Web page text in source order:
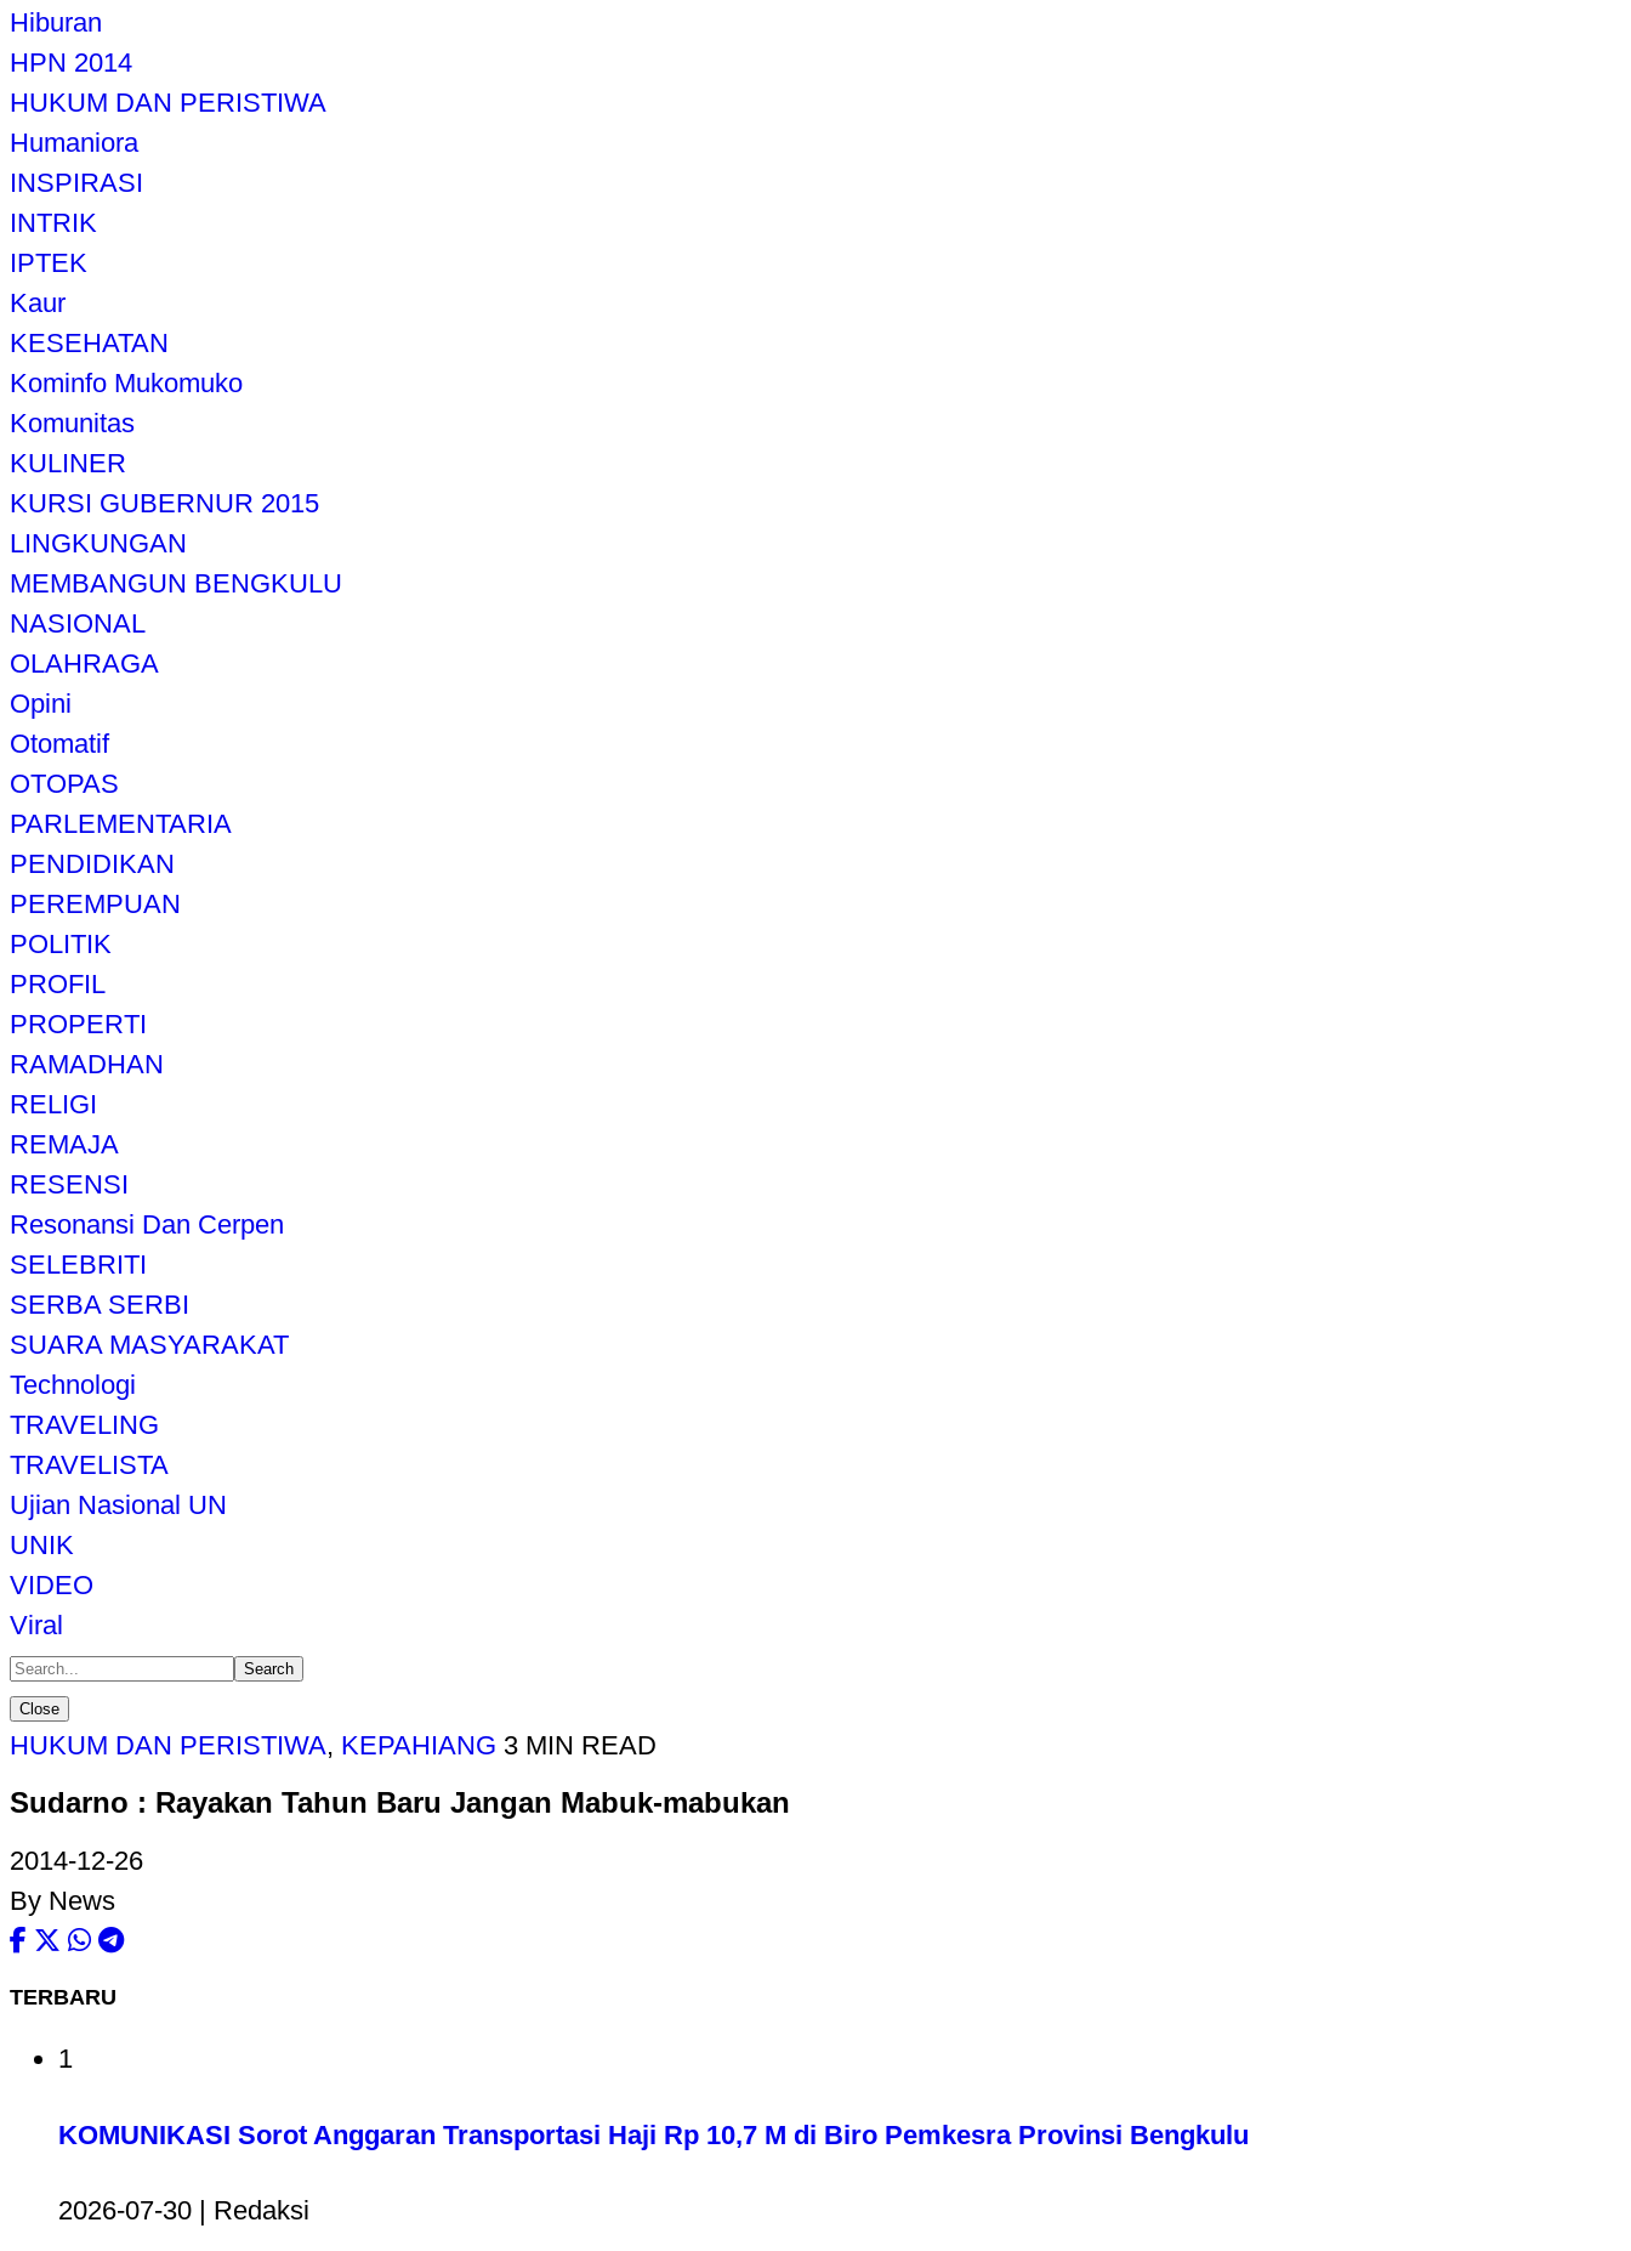
Hiburan
HPN 2014
HUKUM DAN PERISTIWA
Humaniora
INSPIRASI
INTRIK
IPTEK
Kaur
KESEHATAN
Kominfo Mukomuko
Komunitas
KULINER
KURSI GUBERNUR 2015
LINGKUNGAN
MEMBANGUN BENGKULU
NASIONAL
OLAHRAGA
Opini
Otomatif
OTOPAS
PARLEMENTARIA
PENDIDIKAN
PEREMPUAN
POLITIK
PROFIL
PROPERTI
RAMADHAN
RELIGI
REMAJA
RESENSI
Resonansi Dan Cerpen
SELEBRITI
SERBA SERBI
SUARA MASYARAKAT
Technologi
TRAVELING
TRAVELISTA
Ujian Nasional UN
UNIK
VIDEO
Viral
Search
Close
HUKUM DAN PERISTIWA, KEPAHIANG 3 MIN READ
Sudarno : Rayakan Tahun Baru Jangan Mabuk-mabukan
2014-12-26
By News
TERBARU
1
KOMUNIKASI Sorot Anggaran Transportasi Haji Rp 10,7 M di Biro Pemkesra Provinsi Bengkulu
2026-07-30 | Redaksi